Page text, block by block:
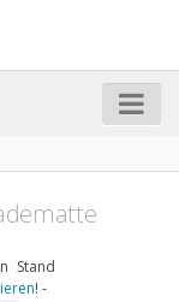
Stand
! -